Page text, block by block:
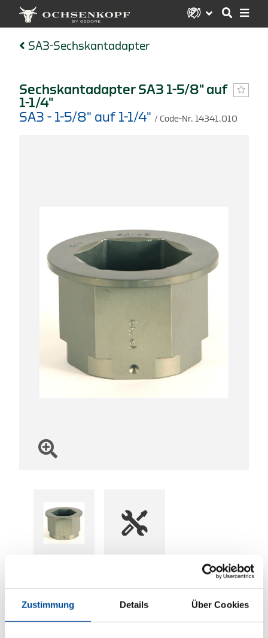
Zustimmung Details Über Cookies
SA3-Sechskantadapter
Sechskantadapter SA3 1-5/8" auf
1-1/4"
SA3 - 1-5/8" auf 1-1/4" / Code-Nr. 14341.010